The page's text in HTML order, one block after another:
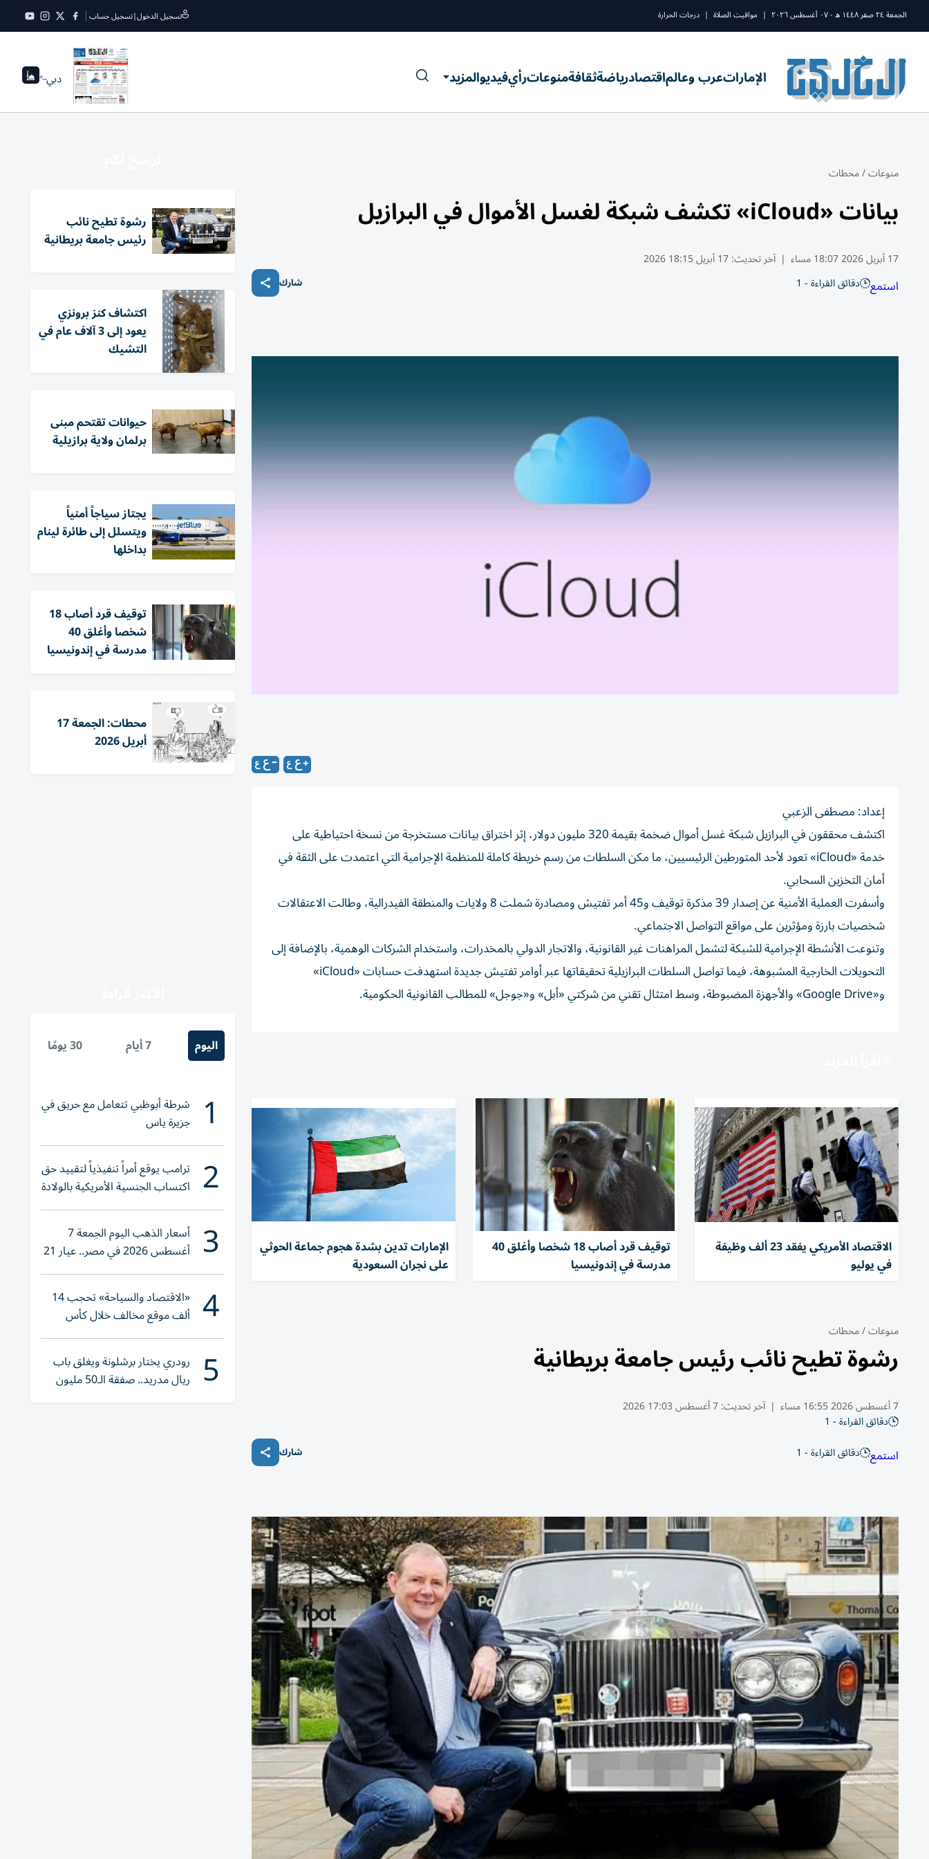
الجمعة ٢٤ صفر ١٤٤٨ ه - ٠٧ أغسطس ٢٠٢٦ | مواقيت الصلاة | درجات الحرارة تسجيل الدخول|تسجيل حساب
الإماراتعرب وعالماقتصادرياضةثقافةمنوعاترأيفيديوالمزيد دبي--°
منوعات/محطات
بيانات «iCloud» تكشف شبكة لغسل الأموال في البرازيل
17 أبريل 2026 18:07 مساء | آخر تحديث:17 أبريل 18:15 2026
استمع دقائق القراءة - 1 شارك
إعداد: مصطفى الزعبي
اكتشف محققون في البرازيل شبكة غسل أموال ضخمة بقيمة 320 مليون دولار، إثر اختراق بيانات مستخرجة من نسخة احتياطية على
خدمة «iCloud» تعود لأحد المتورطين الرئيسيين، ما مكن السلطات من رسم خريطة كاملة للمنظمة الإجرامية التي اعتمدت على الثقة في
أمان التخزين السحابي.
وأسفرت العملية الأمنية عن إصدار 39 مذكرة توقيف و45 أمر تفتيش ومصادرة شملت 8 ولايات والمنطقة الفيدرالية، وطالت الاعتقالات
شخصيات بارزة ومؤثرين على مواقع التواصل الاجتماعي.
وتنوعت الأنشطة الإجرامية للشبكة لتشمل المراهنات غير القانونية، والاتجار الدولي بالمخدرات، واستخدام الشركات الوهمية، بالإضافة إلى
التحويلات الخارجية المشبوهة، فيما تواصل السلطات البرازيلية تحقيقاتها عبر أوامر تفتيش جديدة استهدفت حسابات «iCloud»
و«Google Drive» والأجهزة المضبوطة، وسط امتثال تقني من شركتي «أبل» و«جوجل» للمطالب القانونية الحكومية.
الاقتصاد الأمريكي يفقد 23 ألف وظيفة
في يوليو
توقيف قرد أصاب 18 شخصا وأغلق 40
مدرسة في إندونيسيا
الإمارات تدين بشدة هجوم جماعة الحوثي
على نجران السعودية
منوعات/محطات
رشوة تطيح نائب رئيس جامعة بريطانية
7 أغسطس 2026 16:55 مساء | آخر تحديث:7 أغسطس 17:03 2026
دقائق القراءة - 1
استمع دقائق القراءة - 1 شارك
رشوة تطيح نائب
رئيس جامعة بريطانية
اكتشاف كنز برونزي
يعود إلى 3 آلاف عام في
التشيك
حيوانات تقتحم مبنى
برلمان ولاية برازيلية
يجتاز سياجاً أمنياً
ويتسلل إلى طائرة لينام
بداخلها
توقيف قرد أصاب 18
شخصا وأغلق 40
مدرسة في إندونيسيا
محطات: الجمعة 17
أبريل 2026
اليوم 7 أيام 30 يومًا
1 شرطة أبوظبي تتعامل مع حريق في
جزيرة ياس
2 ترامب يوقع أمراً تنفيذياً لتقييد حق
اكتساب الجنسية الأمريكية بالولادة
3 أسعار الذهب اليوم الجمعة 7
أغسطس 2026 في مصر.. عيار 21
يقترب من هذا الرقم
4 «الاقتصاد والسياحة» تحجب 14
ألف موقع مخالف خلال كأس
العالم 2026
5 رودري يختار برشلونة ويغلق باب
ريال مدريد.. صفقة الـ50 مليون